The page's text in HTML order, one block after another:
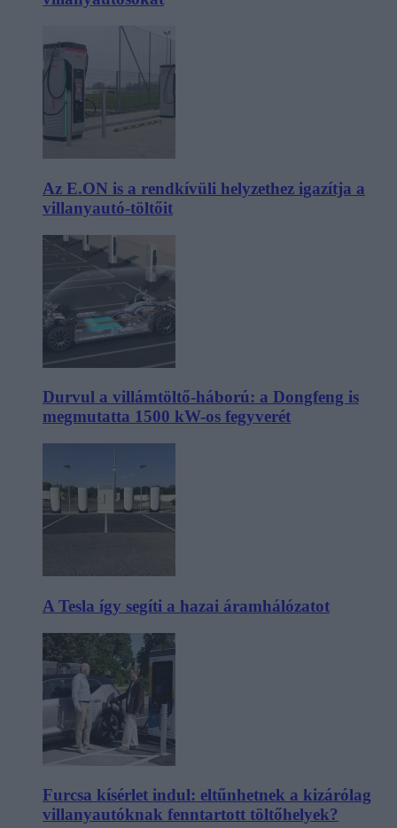
Az E.ON is a rendkívüli helyzethez igazítja a
villanyautó-töltőit
Durvul a villámtöltő-háború: a Dongfeng is
megmutatta 1500 kW-os fegyverét
A Tesla így segíti a hazai áramhálózatot
Furcsa kísérlet indul: eltűnhetnek a kizárólag
villanyautóknak fenntartott töltőhelyek?